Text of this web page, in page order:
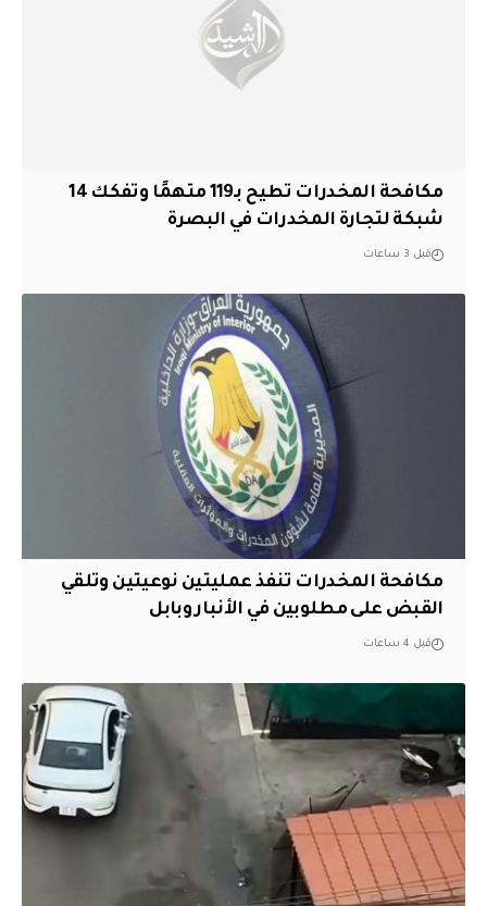
مكافحة المخدرات تطيح بـ119 متهمًا وتفكك 14
شبكة لتجارة المخدرات في البصرة
قبل 3 ساعات
مكافحة المخدرات تنفذ عمليتين نوعيتين وتلقي
القبض على مطلوبين في الأنبار وبابل
قبل 4 ساعات